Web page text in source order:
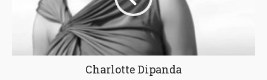
Charlotte Dipanda